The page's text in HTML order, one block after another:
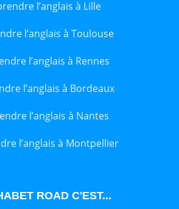
l’anglais à Lille
l’anglais à Toulouse
l’anglais à Rennes
l’anglais à Bordeaux
l’anglais à Nantes
l’anglais à Montpellier
ROAD C'EST...